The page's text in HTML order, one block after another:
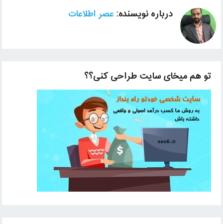
درباره نویسنده:عصر اطلاعات
تو هم میخای سایت طراحی کنی؟؟